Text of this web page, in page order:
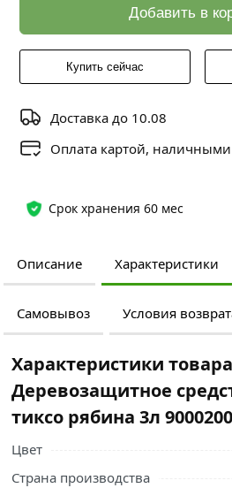
Срок хранения 60 мес
Добавить в
Купить сейчас
Доставка до 10.08
Оплата картой,
Описание Характеристики
Самовывоз Условия
Характеристики товара
Деревозащитное
тиксо рябина 3л
Цвет
Страна производства